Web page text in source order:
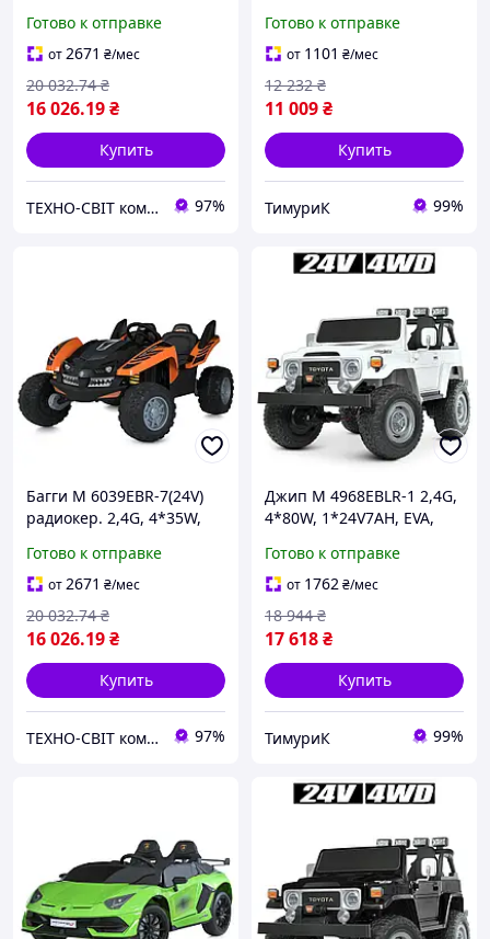
синий.
Готово к отправке
от2671 ₴/мес
16 026.19₴
20 032.74 ₴
Купить
ТЕХНО-СВІТ компьютерна техніка, мобільні аксесуари, електронна техніка та багато іншого. 97%
кож.сид. , черный.
Готово к отправке
от 1101 ₴/мес
11 009₴
12 232 ₴
Купить
ТимуриК 99%
Багги M 6039EBR-7(24V)
радиокер. 2,4G, 4*35W,
оранжевый.
Готово к отправке
от2671 ₴/мес
16 026.19₴
20 032.74 ₴
Купить
ТЕХНО-СВІТ компьютерна техніка, мобільні аксесуари, електронна техніка та багато іншого. 97%
Джип M 4968EBLR-1 2,4G,
4*80W, 1*24V7AH, EVA,
Готово к отправке
от 1762₴/мес
17 618₴
18 944 ₴
Купить
ТимуриК 99%